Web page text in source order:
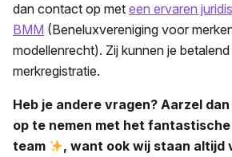
dan contact op met een ervaren
BMM (Beneluxvereniging voor
modellenrecht). Zij kunnen je betalend
merkregistratie.
Heb je andere vragen? Aarzel
op te nemen met het
team
, want ook wij staan altijd